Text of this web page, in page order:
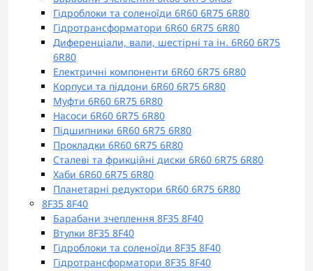
Гідроблоки та соленоїди 6R60 6R75 6R80
Гідротрансформатори 6R60 6R75 6R80
Диференціали, вали, шестірні та ін. 6R60 6R75
6R80
Електричні компоненти 6R60 6R75 6R80
Корпуси та піддони 6R60 6R75 6R80
Муфти 6R60 6R75 6R80
Насоси 6R60 6R75 6R80
Підшипники 6R60 6R75 6R80
Прокладки 6R60 6R75 6R80
Сталеві та фрикційні диски 6R60 6R75 6R80
Хаби 6R60 6R75 6R80
Планетарні редуктори 6R60 6R75 6R80
8F35 8F40
Барабани зчеплення 8F35 8F40
Втулки 8F35 8F40
Гідроблоки та соленоїди 8F35 8F40
Гідротрансформатори 8F35 8F40